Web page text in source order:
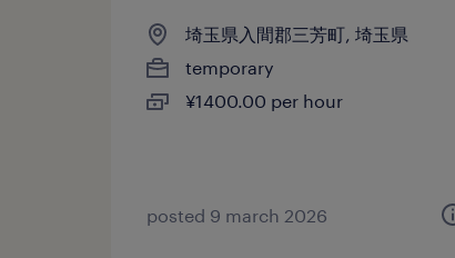
埼玉県入間郡三芳町, 埼玉県
temporary
¥1400.00 per hour
posted 9 march 2026